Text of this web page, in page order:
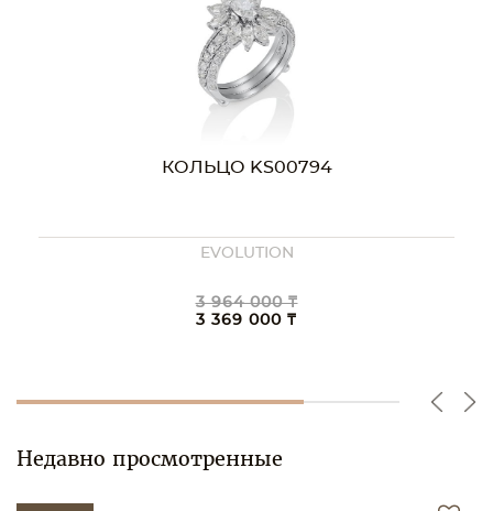
КОЛЬЦО KS00794
EVOLUTION
3 964 000 ₸
3 369 000 ₸
Недавно просмотренные